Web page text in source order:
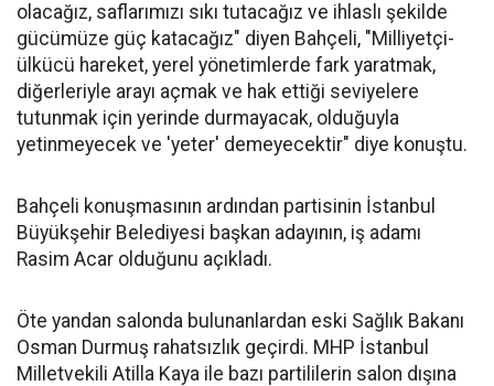
olacağız, saflarımızı sıkı tutacağız ve ihlaslı şekilde
gücümüze güç katacağız" diyen Bahçeli, "Milliyetçi-
ülkücü hareket, yerel yönetimlerde fark yaratmak,
diğerleriyle arayı açmak ve hak ettiği seviyelere
tutunmak için yerinde durmayacak, olduğuyla
yetinmeyecek ve 'yeter' demeyecektir" diye konuştu.
Bahçeli konuşmasının ardından partisinin İstanbul
Büyükşehir Belediyesi başkan adayının, iş adamı
Rasim Acar olduğunu açıkladı.
Öte yandan salonda bulunanlardan eski Sağlık Bakanı
Osman Durmuş rahatsızlık geçirdi. MHP İstanbul
Milletvekili Atilla Kaya ile bazı partililerin salon dışına